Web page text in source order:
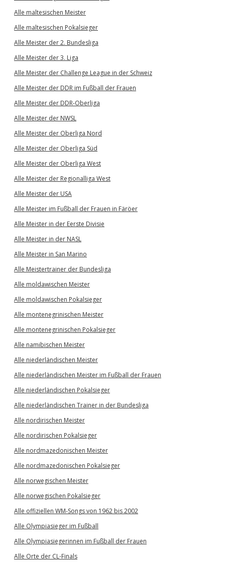
Alle maltesischen Meister
Alle maltesischen Pokalsieger
Alle Meister der 2. Bundesliga
Alle Meister der 3. Liga
Alle Meister der Challenge League in der Schweiz
Alle Meister der DDR im Fußball der Frauen
Alle Meister der DDR-Oberliga
Alle Meister der NWSL
Alle Meister der Oberliga Nord
Alle Meister der Oberliga Süd
Alle Meister der Oberliga West
Alle Meister der Regionalliga West
Alle Meister der USA
Alle Meister im Fußball der Frauen in Färöer
Alle Meister in der Eerste Divisie
Alle Meister in der NASL
Alle Meister in San Marino
Alle Meistertrainer der Bundesliga
Alle moldawischen Meister
Alle moldawischen Pokalsieger
Alle montenegrinischen Meister
Alle montenegrinischen Pokalsieger
Alle namibischen Meister
Alle niederländischen Meister
Alle niederländischen Meister im Fußball der Frauen
Alle niederländischen Pokalsieger
Alle niederländischen Trainer in der Bundesliga
Alle nordirischen Meister
Alle nordirischen Pokalsieger
Alle nordmazedonischen Meister
Alle nordmazedonischen Pokalsieger
Alle norwegischen Meister
Alle norwegischen Pokalsieger
Alle offiziellen WM-Songs von 1962 bis 2002
Alle Olympiasieger im Fußball
Alle Olympiasiegerinnen im Fußball der Frauen
Alle Orte der CL-Finals